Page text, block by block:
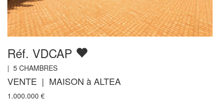
Réf. VDCAP
| 5 CHAMBRES
VENTE | MAISON à ALTEA
1.000.000 €